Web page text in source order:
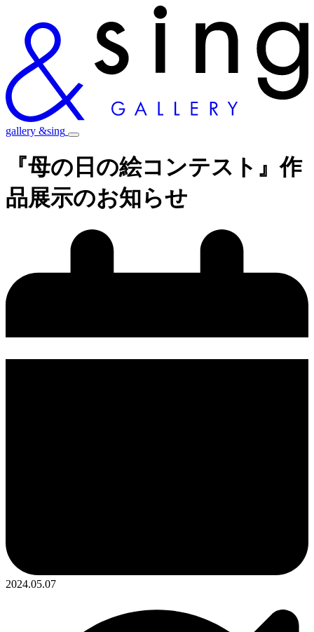
gallery &sing
『母の日の絵コンテスト』作
品展示のお知らせ
2024.05.07